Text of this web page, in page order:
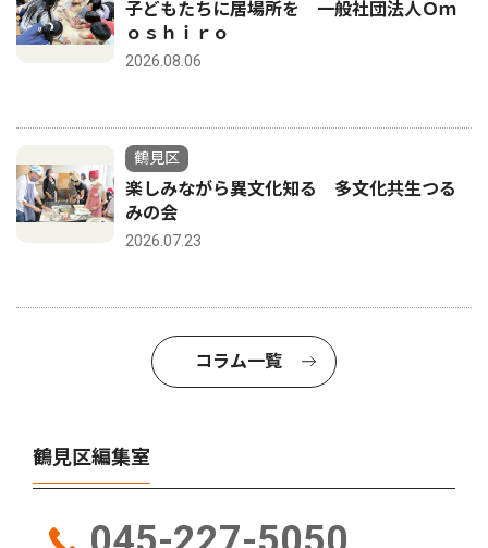
子どもたちに居場所を 一般社団法人Ｏｍ
ｏｓｈｉｒｏ
2026.08.06
鶴見区
楽しみながら異文化知る 多文化共生つる
みの会
2026.07.23
コラム一覧
鶴見区編集室